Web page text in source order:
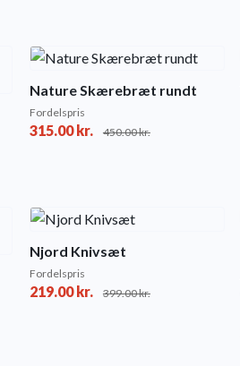
Nature Skærebræt rundt
Fordelspris
315.00kr. 450.00kr.
Njord Knivsæt
Fordelspris
219.00kr. 399.00kr.